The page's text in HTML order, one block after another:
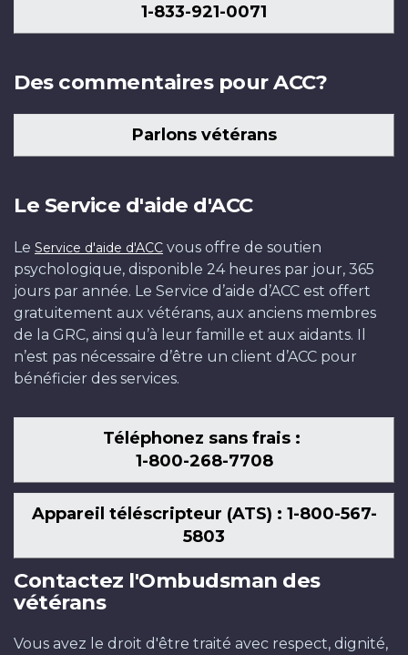
1-833-921-0071
Des commentaires pour ACC?
Parlons vétérans
Le Service d'aide d'ACC
Le Service d'aide d'ACC vous offre de soutien
psychologique, disponible 24 heures par jour, 365
jours par année. Le Service d’aide d’ACC est offert
gratuitement aux vétérans, aux anciens membres
de la GRC, ainsi qu’à leur famille et aux aidants. Il
n’est pas nécessaire d’être un client d’ACC pour
bénéficier des services.
Téléphonez sans frais :
1-800-268-7708
Appareil téléscripteur (ATS) : 1-800-567-
5803
Contactez l'Ombudsman des
vétérans
Vous avez le droit d'être traité avec respect, dignité,